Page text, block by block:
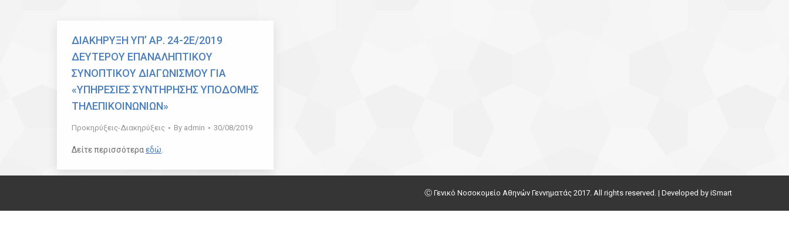
ΔΙΑΚΗΡΥΞΗ ΥΠ’ ΑΡ. 24-2Ε/2019
ΔΕΥΤΕΡΟΥ ΕΠΑΝΑΛΗΠΤΙΚΟΥ
ΣΥΝΟΠΤΙΚΟΥ ΔΙΑΓΩΝΙΣΜΟΥ ΓΙΑ
«ΥΠΗΡΕΣΙΕΣ ΣΥΝΤΗΡΗΣΗΣ ΥΠΟΔΟΜΗΣ
ΤΗΛΕΠΙΚΟΙΝΩΝΙΩΝ»
Προκηρύξεις-Διακηρύξεις By admin 30/08/2019
Δείτε περισσότεραεδώ
Ⓒ Γενικό Νοσοκομείο Αθηνών Γεννηματάς 2017. All rights reserved. | Developed by iSmart